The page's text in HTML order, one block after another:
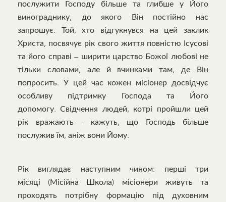
послужити Господу більше та глибше у Його
винограднику, до якого Він постійно нас
запрошує. Той, хто відгукнувся на цей заклик
Христа, посвячує рік свого життя повністю Ісусові
та його справі – ширити царство Божої любові не
тільки словами, але й вчинками там, де Він
попросить. У цей час кожен місіонер досвідчує
особливу підтримку Господа та Його
допомогу. Свідчення людей, котрі пройшли цей
рік вражають - кажуть, що Господь більше
послужив їм, аніж вони Йому.
Рік виглядає наступним чином: перші три
місяці (Місійна Школа) місіонери живуть та
проходять потрібну формацію під духовним